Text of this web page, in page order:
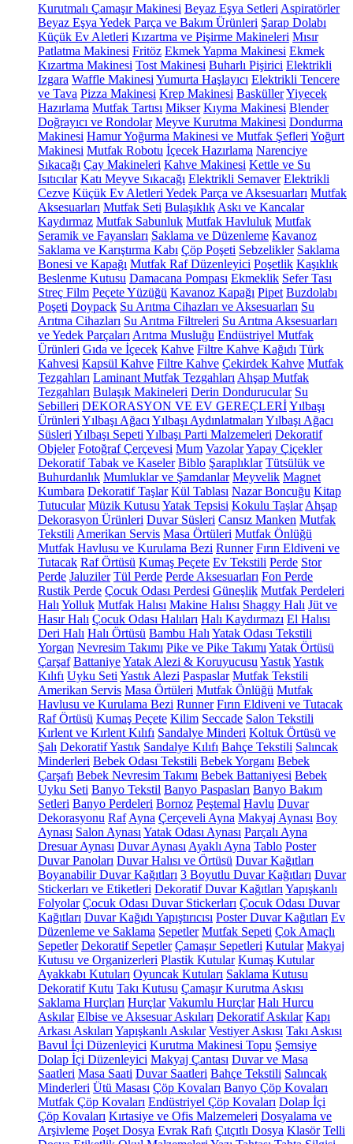
Kurutmalı Çamaşır Makinesi Beyaz Eşya Setleri Aspiratörler
Beyaz Eşya Yedek Parça ve Bakım Ürünleri Şarap Dolabı
Küçük Ev Aletleri Kızartma ve Pişirme Makineleri Mısır
Patlatma Makinesi Fritöz Ekmek Yapma Makinesi Ekmek
Kızartma Makinesi Tost Makinesi Buharlı Pişirici Elektrikli
Izgara Waffle Makinesi Yumurta Haşlayıcı Elektrikli Tencere
ve Tava Pizza Makinesi Krep Makinesi BasküllerYiyecek
Hazırlama Mutfak Tartısı Mikser Kıyma Makinesi Blender
Doğrayıcı ve Rondolar Meyve Kurutma Makinesi Dondurma
Makinesi Hamur Yoğurma Makinesi ve Mutfak Şefleri Yoğurt
Makinesi Mutfak Robotu İçecek Hazırlama Narenciye
Sıkacağı Çay Makineleri Kahve Makinesi Kettle ve Su
Isıtıcılar Katı Meyve Sıkacağı Elektrikli Semaver Elektrikli
Cezve Küçük Ev Aletleri Yedek Parça ve Aksesuarları Mutfak
Aksesuarları Mutfak Seti Bulaşıklık Askı ve Kancalar
Kaydırmaz Mutfak Sabunluk Mutfak Havluluk Mutfak
Seramik ve Fayansları Saklama ve Düzenleme Kavanoz
Saklama ve Karıştırma Kabı Çöp Poşeti Sebzelikler Saklama
Bonesi ve Kapağı Mutfak Raf Düzenleyici Poşetlik Kaşıklık
Beslenme Kutusu Damacana Pompası Ekmeklik Sefer Tası
Streç Film Peçete Yüzüğü Kavanoz Kapağı Pipet Buzdolabı
Poşeti Doypack Su Arıtma Cihazları ve Aksesuarları Su
Arıtma Cihazları Su Arıtma Filtreleri Su Arıtma Aksesuarları
ve Yedek Parçaları Arıtma Musluğu Endüstriyel Mutfak
Ürünleri Gıda ve İçecek Kahve Filtre Kahve Kağıdı Türk
Kahvesi Kapsül Kahve Filtre Kahve Çekirdek Kahve Mutfak
Tezgahları Laminant Mutfak Tezgahları Ahşap Mutfak
Tezgahları Bulaşık Makineleri Derin Dondurucular Su
Sebilleri DEKORASYON VE EV GEREÇLERİYılbaşı
Ürünleri Yılbaşı Ağacı Yılbaşı Aydınlatmaları Yılbaşı Ağacı
Süsleri Yılbaşı Sepeti Yılbaşı Parti Malzemeleri Dekoratif
Objeler Fotoğraf Çerçevesi Mum VazolarYapay Çiçekler
Dekoratif Tabak ve Kaseler Biblo Şaraplıklar Tütsülük ve
Buhurdanlık Mumluklar ve Şamdanlar Meyvelik Magnet
Kumbara Dekoratif Taşlar Kül Tablası Nazar Boncuğu Kitap
Tutucular Müzik Kutusu Yatak Tepsisi Kokulu Taşlar Ahşap
Dekorasyon Ürünleri Duvar Süsleri Cansız Manken Mutfak
Tekstili Amerikan Servis Masa Örtüleri Mutfak Önlüğü
Mutfak Havlusu ve Kurulama Bezi Runner Fırın Eldiveni ve
Tutacak Raf Örtüsü Kumaş Peçete Ev Tekstili Perde Stor
Perde Jaluziler Tül Perde Perde Aksesuarları Fon Perde
Rustik Perde Çocuk Odası Perdesi Güneşlik Mutfak Perdeleri
Halı Yolluk Mutfak Halısı Makine Halısı Shaggy Halı Jüt ve
Hasır Halı Çocuk Odası Halıları Halı Kaydırmazı El Halısı
Deri Halı Halı Örtüsü Bambu Halı Yatak Odası Tekstili
Yorgan Nevresim Takımı Pike ve Pike Takımı Yatak Örtüsü
Çarşaf BattaniyeYatak Alezi & Koruyucusu YastıkYastık
Kılıfı Uyku Seti Yastık Alezi Paspaslar Mutfak Tekstili
Amerikan Servis Masa Örtüleri Mutfak Önlüğü Mutfak
Havlusu ve Kurulama Bezi Runner Fırın Eldiveni ve Tutacak
Raf Örtüsü Kumaş Peçete Kilim Seccade Salon Tekstili
Kırlent ve Kırlent Kılıfı Sandalye Minderi Koltuk Örtüsü ve
Şalı Dekoratif Yastık Sandalye Kılıfı Bahçe Tekstili Salıncak
Minderleri Bebek Odası Tekstili Bebek Yorganı Bebek
Çarşafı Bebek Nevresim Takımı Bebek Battaniyesi Bebek
Uyku Seti Banyo Tekstil Banyo Paspasları Banyo Bakım
Setleri Banyo Perdeleri Bornoz Peştemal Havlu Duvar
Dekorasyonu Raf Ayna Çerçeveli Ayna Makyaj Aynası Boy
Aynası Salon Aynası Yatak Odası Aynası Parçalı Ayna
Dresuar Aynası Duvar Aynası Ayaklı Ayna Tablo Poster
Duvar Panoları Duvar Halısı ve Örtüsü Duvar Kağıtları
Boyanabilir Duvar Kağıtları 3 Boyutlu Duvar Kağıtları Duvar
Stickerları ve Etiketleri Dekoratif Duvar Kağıtları Yapışkanlı
Folyolar Çocuk Odası Duvar Stickerları Çocuk Odası Duvar
Kağıtları Duvar Kağıdı Yapıştırıcısı Poster Duvar Kağıtları Ev
Düzenleme ve Saklama Sepetler Mutfak Sepeti Çok Amaçlı
Sepetler Dekoratif Sepetler Çamaşır Sepetleri Kutular Makyaj
Kutusu ve Organizerleri Plastik Kutular Kumaş Kutular
Ayakkabı Kutuları Oyuncak Kutuları Saklama Kutusu
Dekoratif Kutu Takı Kutusu Çamaşır Kurutma Askısı
Saklama Hurçları Hurçlar Vakumlu Hurçlar Halı Hurcu
Askılar Elbise ve Aksesuar Askıları Dekoratif Askılar Kapı
Arkası Askıları Yapışkanlı Askılar Vestiyer Askısı Takı Askısı
Bavul İçi Düzenleyici Kurutma Makinesi Topu Şemsiye
Dolap İçi Düzenleyici Makyaj Çantası Duvar ve Masa
Saatleri Masa Saati Duvar Saatleri Bahçe Tekstili Salıncak
Minderleri Ütü Masası Çöp Kovaları Banyo Çöp Kovaları
Mutfak Çöp Kovaları Endüstriyel Çöp Kovaları Dolap İçi
Çöp Kovaları Kırtasiye ve Ofis Malzemeleri Dosyalama ve
Arşivleme Poşet Dosya Evrak Rafı Çıtçıtlı Dosya Klasör Telli